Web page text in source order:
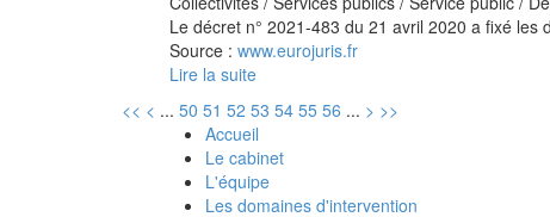
Le décret n° 2021-483 du 21 avril 2020 a fixé les
Source : www.eurojuris.fr
Lire la suite
<< < ... 50 51 52 53 54 55 56 ... > >>
Accueil
Le cabinet
L'équipe
Les domaines d'intervention